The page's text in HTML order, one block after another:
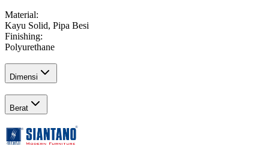
Material:
Kayu Solid, Pipa Besi
Finishing:
Polyurethane
Dimensi
Berat